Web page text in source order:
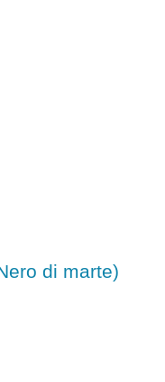
di marte)